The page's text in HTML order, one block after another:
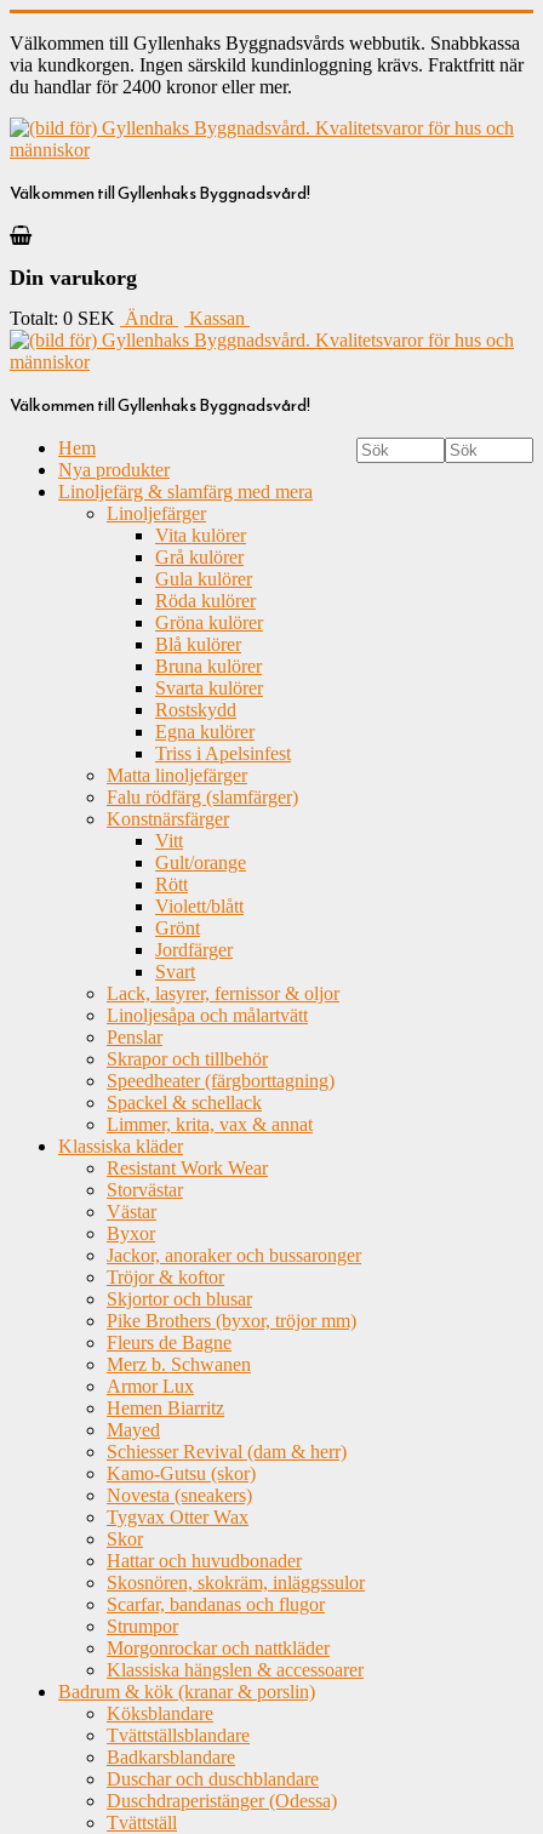
Välkommen till Gyllenhaks Byggnadsvårds webbutik. Snabbkassa
via kundkorgen. Ingen särskild kundinloggning krävs. Fraktfritt när
du handlar för 2400 kronor eller mer.
Välkommen till Gyllenhaks Byggnadsvård!
Din varukorg
Totalt: 0 SEK Ändra Kassan
Välkommen till Gyllenhaks Byggnadsvård!
Hem
Nya produkter
Linoljefärg & slamfärg med mera
Linoljefärger
Vita kulörer
Grå kulörer
Gula kulörer
Röda kulörer
Gröna kulörer
Blå kulörer
Bruna kulörer
Svarta kulörer
Rostskydd
Egna kulörer
Triss i Apelsinfest
Matta linoljefärger
Falu rödfärg (slamfärger)
Konstnärsfärger
Vitt
Gult/orange
Rött
Violett/blått
Grönt
Jordfärger
Svart
Lack, lasyrer, fernissor & oljor
Linoljesåpa och målartvätt
Penslar
Skrapor och tillbehör
Speedheater (färgborttagning)
Spackel & schellack
Limmer, krita, vax & annat
Klassiska kläder
Resistant Work Wear
Storvästar
Västar
Byxor
Jackor, anoraker och bussaronger
Tröjor & koftor
Skjortor och blusar
Pike Brothers (byxor, tröjor mm)
Fleurs de Bagne
Merz b. Schwanen
Armor Lux
Hemen Biarritz
Mayed
Schiesser Revival (dam & herr)
Kamo-Gutsu (skor)
Novesta (sneakers)
Tygvax Otter Wax
Skor
Hattar och huvudbonader
Skosnören, skokräm, inläggssulor
Scarfar, bandanas och flugor
Strumpor
Morgonrockar och nattkläder
Klassiska hängslen & accessoarer
Badrum & kök (kranar & porslin)
Köksblandare
Tvättställsblandare
Badkarsblandare
Duschar och duschblandare
Duschdraperistänger (Odessa)
Tvättställ